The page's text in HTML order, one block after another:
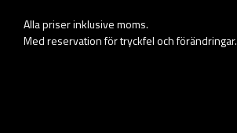
Alla priser inklusive moms.
Med reservation för tryckfel och förändringar.